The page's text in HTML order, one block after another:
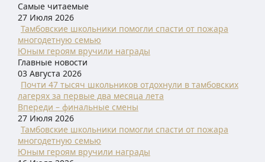
Самые читаемые
27 Июля 2026
Тамбовские школьники помогли спасти от пожара
многодетную семью
Юным героям вручили награды
Главные новости
03 Августа 2026
Почти 47 тысяч школьников отдохнули в тамбовских
лагерях за первые два месяца лета
Впереди – финальные смены
27 Июля 2026
Тамбовские школьники помогли спасти от пожара
многодетную семью
Юным героям вручили награды